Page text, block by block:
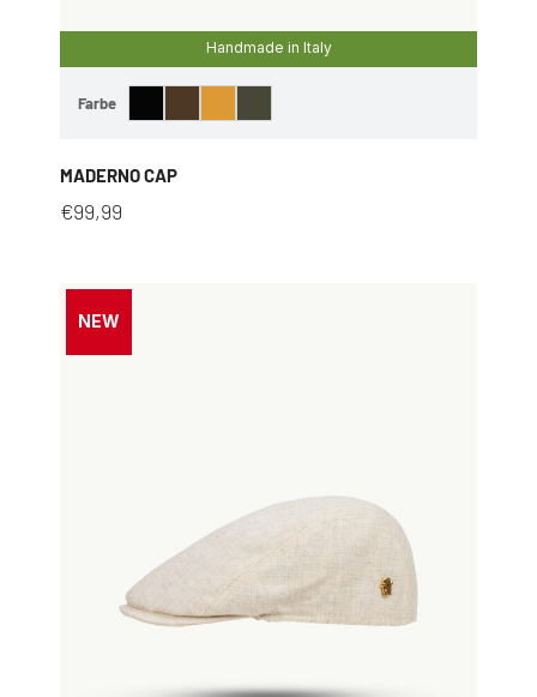
Handmade in Italy
Farbe
MADERNO CAP
€99,99
NEW